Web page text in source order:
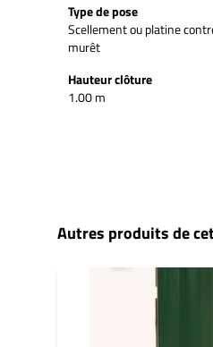
Type de pose
Scellement ou platine
murêt
Hauteur clôture
1.00 m
Autres produits de